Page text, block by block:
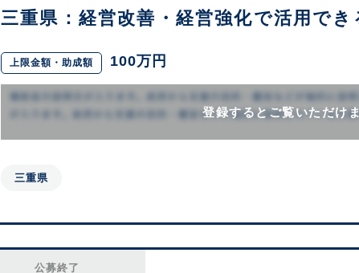
三重県：経営改善・経営強化で活用で
上限金額・助成額 100万円
登録するとご覧いただけ
三重県
公募終了